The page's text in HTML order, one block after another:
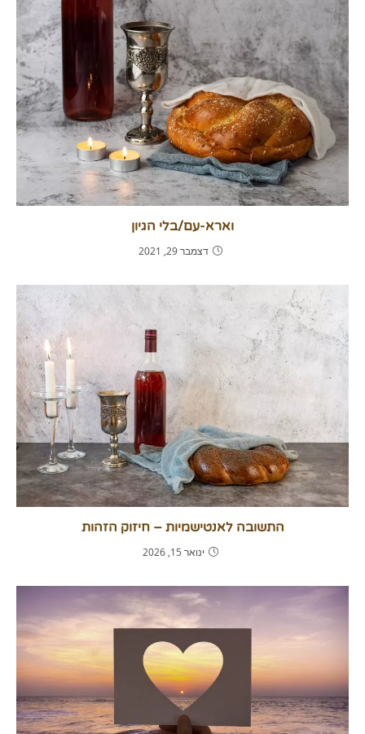
וארא-עם/בלי הגיון
דצמבר 29, 2021
התשובה לאנטישמיות – חיזוק הזהות
ינואר 15, 2026